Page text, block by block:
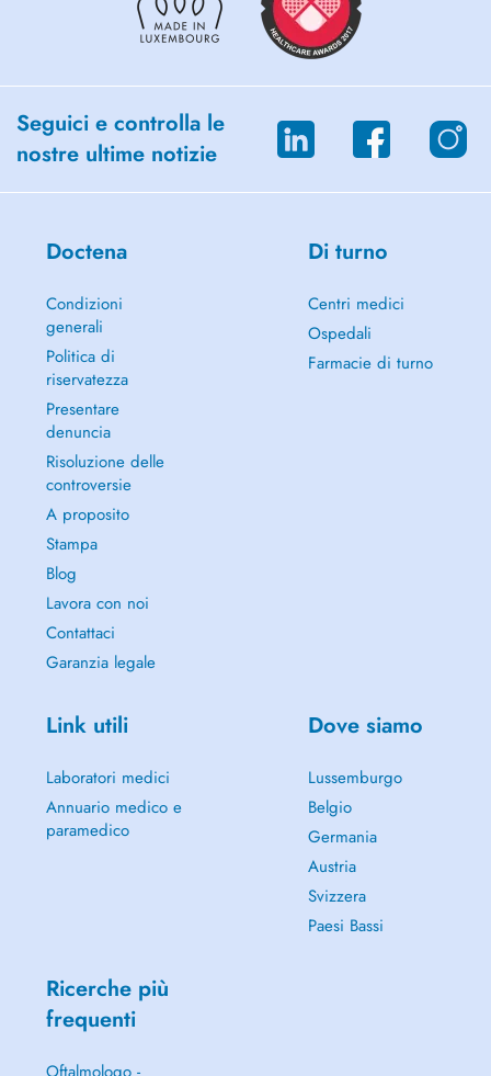
Seguici e controlla le
nostre ultime notizie
Doctena
Condizioni
generali
Politica di
riservatezza
Presentare
denuncia
Risoluzione delle
controversie
A proposito
Stampa
Blog
Lavora con noi
Contattaci
Garanzia legale
Di turno
Centri medici
Ospedali
Farmacie di turno
Link utili
Laboratori medici
Annuario medico e
paramedico
Dove siamo
Lussemburgo
Belgio
Germania
Austria
Svizzera
Paesi Bassi
Ricerche più
frequenti